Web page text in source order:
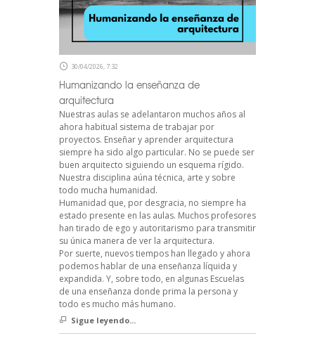
30/04/2026, 7:32
Humanizando la enseñanza de
arquitectura
Nuestras aulas se adelantaron muchos años al
ahora habitual sistema de trabajar por
proyectos. Enseñar y aprender arquitectura
siempre ha sido algo particular. No se puede ser
buen arquitecto siguiendo un esquema rígido.
Nuestra disciplina aúna técnica, arte y sobre
todo mucha humanidad.
Humanidad que, por desgracia, no siempre ha
estado presente en las aulas. Muchos profesores
han tirado de ego y autoritarismo para transmitir
su única manera de ver la arquitectura.
Por suerte, nuevos tiempos han llegado y ahora
podemos hablar de una enseñanza líquida y
expandida. Y, sobre todo, en algunas Escuelas
de una enseñanza donde prima la persona y
todo es mucho más humano.
Sigue leyendo...